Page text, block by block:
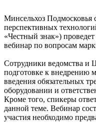
Минсельхоз Подмосковья
перспективных
«Честный знак») проведет
вебинар по вопросам
Сотрудники ведомства и
подготовке к внедрению
введения обязательных
оборудовании и
Кроме того, спикеры
данной теме. Вебинар
участия необходимо